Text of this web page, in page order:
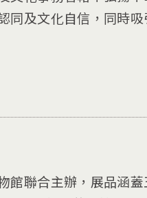
同及文化自信，同時吸
館聯合主辦，展品涵